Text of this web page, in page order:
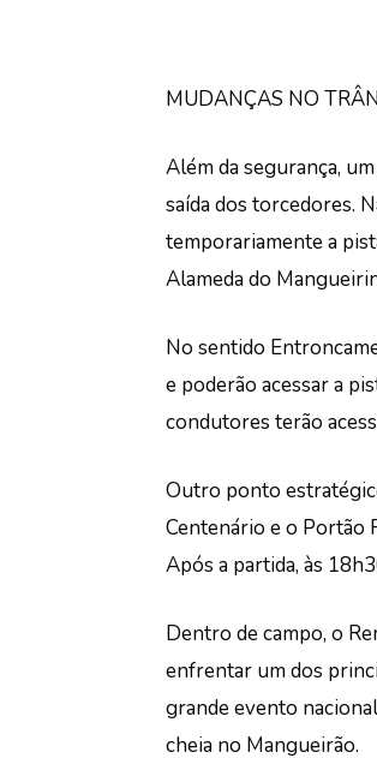
MUDANÇAS NO
Além da segurança,
saída dos torcedores.
temporariamente a
Alameda do
No sentido
e poderão acessar a
condutores terão
Outro ponto
Centenário e o Portão
Após a partida, às
Dentro de campo, o
enfrentar um dos
grande evento
cheia no Mangueirão.